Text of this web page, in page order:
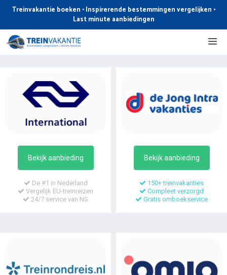
de
inhoud
Treinvakantie boeken • Inspirerende bestemmingen vergelijken •
Last minute aanbiedingen
Bekijk aanbieding
De #1 in Nederland
Vergelijk EU-treinreizen
24/7 service van NS
Bekijk aanbieding
150+ treinvakanties
Compleet verzorgd
Gratis omboekservice